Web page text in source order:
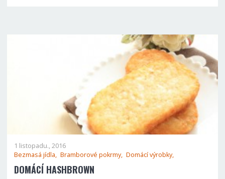
1 listopadu., 2016
Bezmasá jídla, Bramborové pokrmy, Domácí výrobky,
DOMÁCÍ HASHBROWN